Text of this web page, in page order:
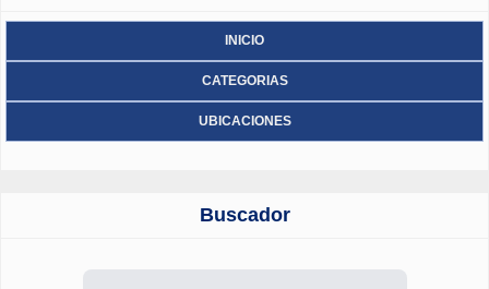
INICIO
CATEGORIAS
UBICACIONES
Buscador